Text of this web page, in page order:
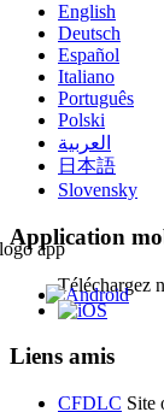
English
Deutsch
Español
Italiano
Português
Polski
العربية
日本語
Slovensky
Application
Téléchargez
Liens amis
CFDLC Site